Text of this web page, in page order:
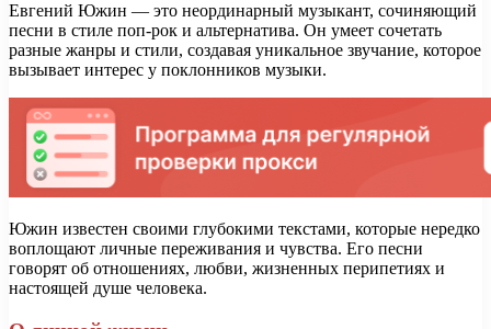
Евгений Южин — это неординарный музыкант, сочиняющий
песни в стиле поп-рок и альтернатива. Он умеет сочетать
разные жанры и стили, создавая уникальное звучание, которое
вызывает интерес у поклонников музыки.
Южин известен своими глубокими текстами, которые нередко
воплощают личные переживания и чувства. Его песни
говорят об отношениях, любви, жизненных перипетиях и
настоящей душе человека.